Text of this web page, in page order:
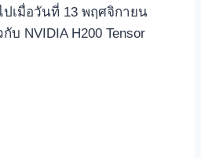
ปเมื่อวันที่ 13 พฤศจิกายน
บ NVIDIA H200 Tensor